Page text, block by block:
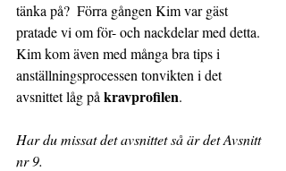
tänka på? Förra gången Kim var gäst
pratade vi om för- och nackdelar med detta.
Kim kom även med många bra tips i
anställningsprocessen tonvikten i det
avsnittet låg på kravprofilen.
Har du missat det avsnittet så är det Avsnitt
nr 9.